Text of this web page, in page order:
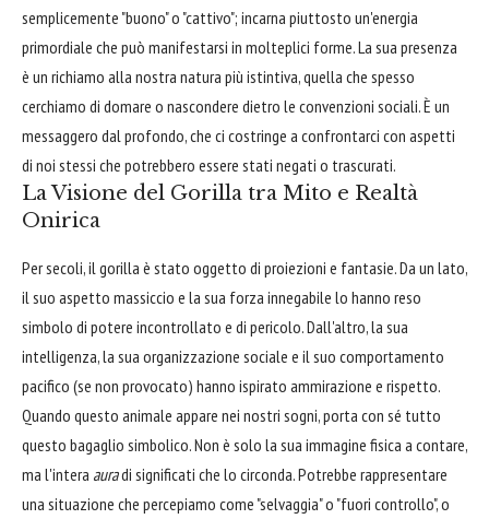
semplicemente "buono" o "cattivo"; incarna piuttosto un'energia
primordiale che può manifestarsi in molteplici forme. La sua presenza
è un richiamo alla nostra natura più istintiva, quella che spesso
cerchiamo di domare o nascondere dietro le convenzioni sociali. È un
messaggero dal profondo, che ci costringe a confrontarci con aspetti
di noi stessi che potrebbero essere stati negati o trascurati.
La Visione del Gorilla tra Mito e Realtà
Onirica
Per secoli, il gorilla è stato oggetto di proiezioni e fantasie. Da un lato,
il suo aspetto massiccio e la sua forza innegabile lo hanno reso
simbolo di potere incontrollato e di pericolo. Dall'altro, la sua
intelligenza, la sua organizzazione sociale e il suo comportamento
pacifico (se non provocato) hanno ispirato ammirazione e rispetto.
Quando questo animale appare nei nostri sogni, porta con sé tutto
questo bagaglio simbolico. Non è solo la sua immagine fisica a contare,
ma l'intera auradi significati che lo circonda. Potrebbe rappresentare
una situazione che percepiamo come "selvaggia" o "fuori controllo", o